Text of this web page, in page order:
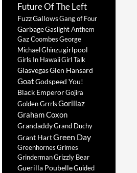
Future Of The Left
FuzzGallowsGang of Four
GarbageGaslight Anthem
Gaz CoombesGeorge
MichaelGhinzugirlpool
Girls In HawaiiGirl Talk
GlasvegasGlen Hansard
GoatGodspeed You!
Black EmperorGojira
Golden GrrrlsGorillaz
Graham Coxon
GrandaddyGrand Duchy
Grant HartGreen Day
GreenhornesGrimes
GrindermanGrizzly Bear
Guerilla PoubelleGuided